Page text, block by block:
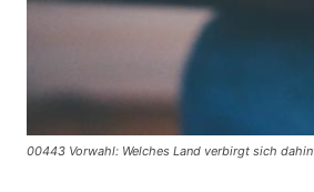
00443 Vorwahl: Welches Land verbirgt sich